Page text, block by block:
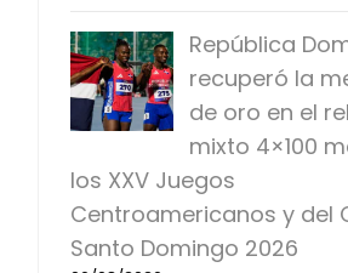
República
recuperó la
de oro en el
mixto 4×100
los XXV Juegos
Centroamericanos y del
Santo Domingo 2026